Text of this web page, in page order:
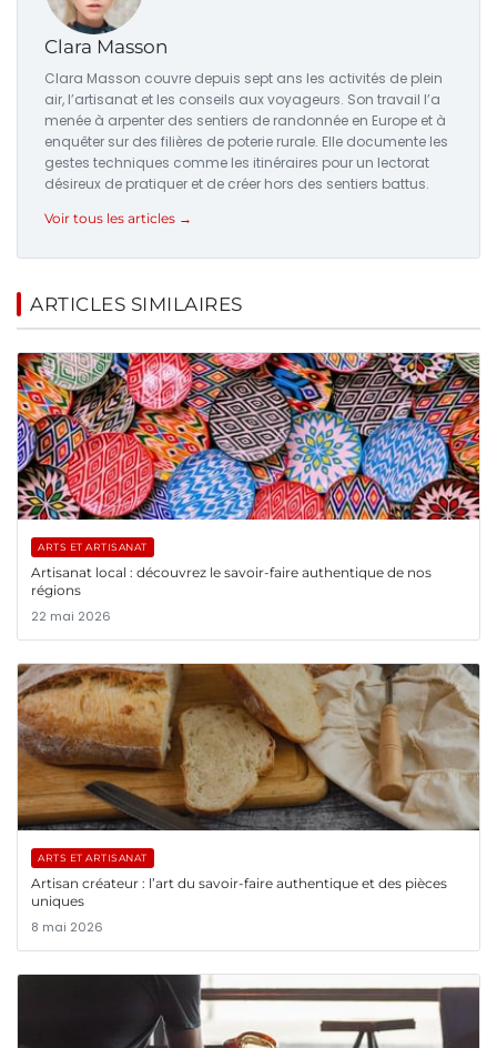
Clara Masson
Clara Masson couvre depuis sept ans les activités de plein
air, l’artisanat et les conseils aux voyageurs. Son travail l’a
menée à arpenter des sentiers de randonnée en Europe et à
enquêter sur des filières de poterie rurale. Elle documente les
gestes techniques comme les itinéraires pour un lectorat
désireux de pratiquer et de créer hors des sentiers battus.
Voir tous les articles →
ARTICLES SIMILAIRES
ARTS ET ARTISANAT
Artisanat local : découvrez le savoir-faire authentique de nos
régions
22 mai 2026
ARTS ET ARTISANAT
Artisan créateur : l’art du savoir-faire authentique et des pièces
uniques
8 mai 2026